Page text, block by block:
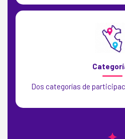
Dos categorías de